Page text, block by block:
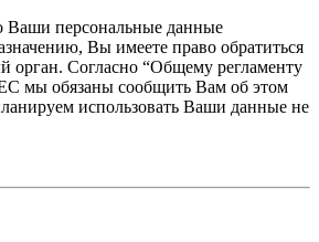
Ваши персональные данные
Вы имеете право обратиться
орган. Согласно “Общему регламенту
мы обязаны сообщить Вам об этом
использовать Ваши данные не